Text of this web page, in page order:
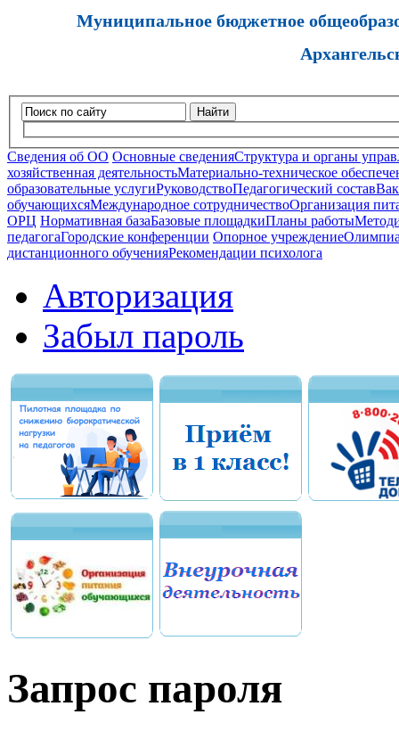
Муниципальное бюджетное
Найти
Сведения об ОО Основные сведенияСтруктура и органы
хозяйственная деятельностьМатериально-техническое
образовательные услугиРуководствоПедагогический состав
обучающихсяМеждународное сотрудничествоОрганизация
ОРЦ Нормативная базаБазовые площадкиПланы работы
педагогаГородские конференции Опорное учреждение
дистанционного обученияРекомендации психолога
Авторизация
Забыл пароль
Запрос пароля